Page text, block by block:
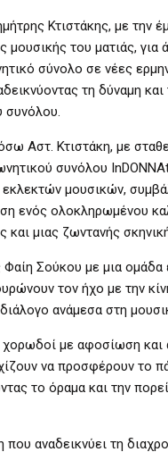
Κτιστάκης, με την
μουσικής του ματιάς, για
σύνολο σε νέες
τη δύναμη και
συνόλου.
Αστ. Κτιστάκη, με
συνόλου
μουσικών,
ενός ολοκληρωμένου
και μιας ζωντανής
Σούκου με μια ομάδα
τον ήχο με την
ανάμεσα στη
χορωδοί με αφοσίωση και
να προσφέρουν το
το όραμα και την
αναδεικνύει τη